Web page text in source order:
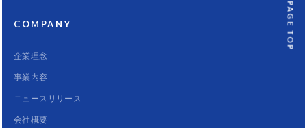
PAGE TOP
COMPANY
企業理念
事業内容
ニュースリリース
会社概要